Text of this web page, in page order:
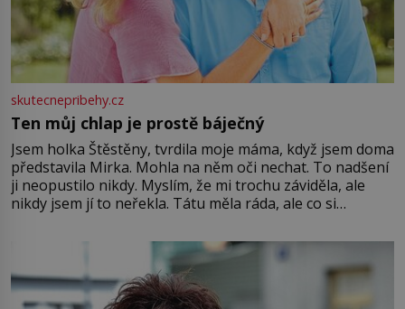
skutecnepribehy.cz
Ten můj chlap je prostě báječný
Jsem holka Štěstěny, tvrdila moje máma, když jsem doma
představila Mirka. Mohla na něm oči nechat. To nadšení
ji neopustilo nikdy. Myslím, že mi trochu záviděla, ale
nikdy jsem jí to neřekla. Tátu měla ráda, ale co si
Jsme spolu moc rádi Tehdy byla jiná doba, když